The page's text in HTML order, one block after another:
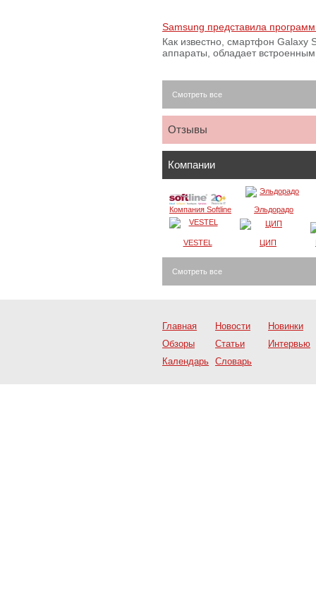
Samsung представила
Как известно, смартфон Galaxy
аппараты, обладает
Смотреть все
Отзывы
Компании
Компания Softline Эльдорадо
VESTEL ЦИП
Смотреть все
Главная Новости
Новинки
Обзоры
Статьи
Интервью
Календарь Словарь